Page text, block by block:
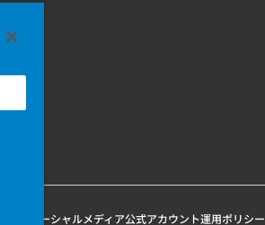
ソーシャルメディア公式アカウント運用ポリシー